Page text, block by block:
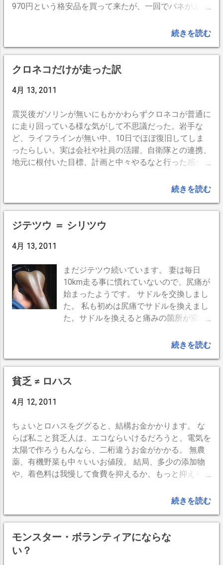
970円という格安品を買って来たが、一回でバネがふっ
な商品だ。 おまけにバネが固すぎて伸びが足りない。
い。ダメ押しは、 「1本では使用しないでください」
と取説に。 普通なら返品・返金のところだが、面倒く
さいのでハラハラし乍ら使う事にした。手元を横目で見
乍ら緊張して力を入れるのだ。脳と目も鍛えるのだ！
続きを読む
クロネコだけが走った訳
4月 13, 2011
震災後ガソリンが無いにもかかわらずクロネコが普通に
に走り回っている様な気がして不思議だった。岩手な
ど、ライフラインが無い中、10日でほぼ復旧してしま
ったらしい。実は会社や社員の活躍、自衛隊との連携、
地元に根付いた目標、計画と中々やるなと行った感が有
続きを読む
ジテツウ ＝ シリツウ
4月 13, 2011
まだジテツウ続いています。 妻は毎日
10km走る事に慣れていないので、尻痛が
始まったようです。 サドルを交換しまし
た。 私も初めは尻痛でサドルを換えまし
た。サドルを換えると痛みの箇所が変わ
って分かったのですが、 ・サドルを換え
体重がかからなくなったら痛みが止まる
様です。 全体重が尻にかかる、あるいは
ば多少改善出来ます。かなり走り込む様
になると、体重も減り、腹筋・その他の
筋力がアップし、理想的には両手、両
足、尻の5点で支える様になり、痛みか
ら開放されます。恐らく達人になるとサ
か。(^ω^) -- BlogPress,iPhone -- -
続きを読む
貧乏 ≠ ロハス
4月 12, 2011
ちょいとロハスをググると、結構お金かかります。 な
らば私こと貧乏人は、エコならいけるだろうと、電気を
太陽で作ろうもんなら、二桁違うお金がかかる。 無農
薬、有機野菜も中々いいお値段。 結局、多少の添加物
や、着色料は我慢して食費を抑えるか、もっと抑えるな
いなぁ。 益々、貧乏＝＞健康は難しいなぁ。 --続きを読む
モンスター・ボランティアにならな
い？